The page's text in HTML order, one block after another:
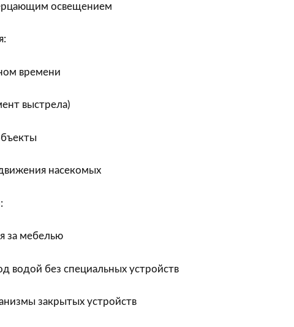
освещением
времени
выстрела)
насекомых
за мебелью
водой без специальных устройств
закрытых устройств